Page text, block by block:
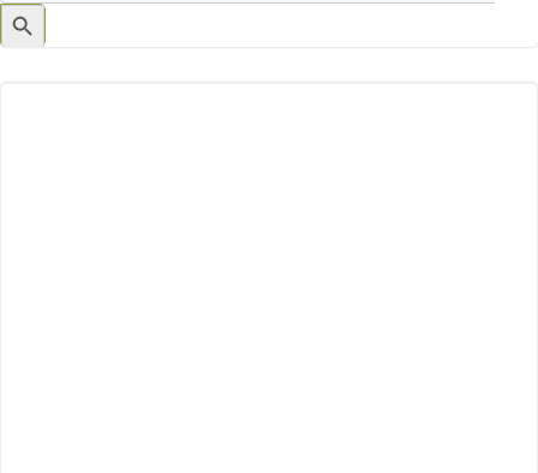
Search
Button